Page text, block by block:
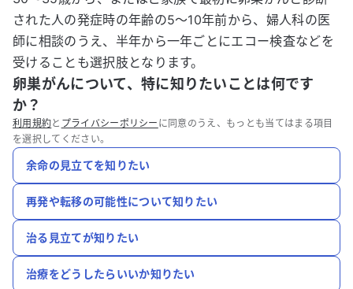
された人の発症時の年齢の5～10年前から、婦人科の医
師に相談のうえ、半年から一年ごとにエコー検査などを
受けることも選択肢となります。
卵巣がんについて、特に知りたいことは何です
か？
利用規約と プライバシーポリシー に同意のうえ、もっとも当てはまる項目
を選択してください。
余命の見立てを知りたい
再発や転移の可能性について知りたい
治る見立てが知りたい
治療をどうしたらいいか知りたい